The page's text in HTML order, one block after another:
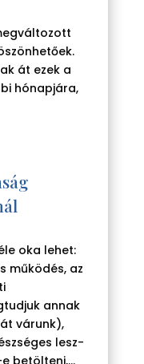
át ezek a
hónapjára,
oka lehet:
működés, az
annak
várunk),
lesz-
betölteni,...